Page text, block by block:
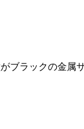
ブラックの金属